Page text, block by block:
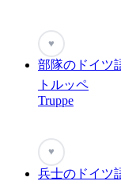
♥
部隊のドイツ
トルッペ
Truppe
♥
兵士のドイツ